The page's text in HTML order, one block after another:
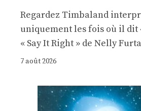
Regardez Timbaland
uniquement les fois où il dit
« Say It Right » de Nelly
7 août 2026